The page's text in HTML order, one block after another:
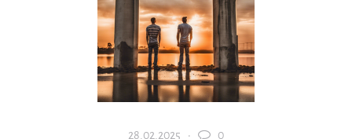
28.02.2025 · 0